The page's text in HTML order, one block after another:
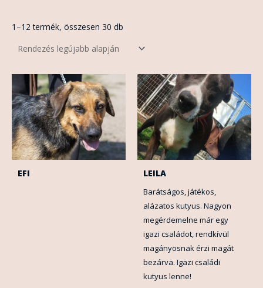
1–12 termék, összesen 30 db
EFI LEILA
Barátságos, játékos,
alázatos kutyus. Nagyon
megérdemelne már egy
igazi családot, rendkívül
magányosnak érzi magát
bezárva. Igazi családi
kutyus lenne!